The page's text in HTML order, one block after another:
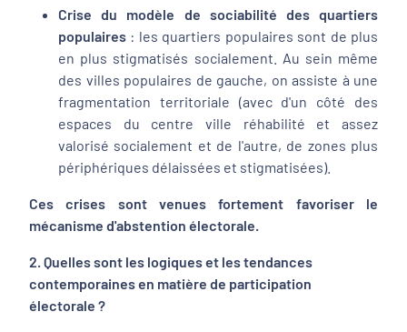
Crise du modèle de sociabilité des quartiers
populaires : les quartiers populaires sont de plus
en plus stigmatisés socialement. Au sein même
des villes populaires de gauche, on assiste à une
fragmentation territoriale (avec d'un côté des
espaces du centre ville réhabilité et assez
valorisé socialement et de l'autre, de zones plus
périphériques délaissées et stigmatisées).
Ces crises sont venues fortement favoriser le
mécanisme d'abstention électorale.
2. Quelles sont les logiques et les tendances
contemporaines en matière de participation
électorale ?